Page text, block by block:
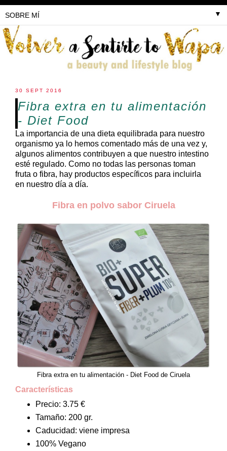
▼
30 SEPT 2016
Fibra extra en tu alimentación
- Diet Food
La importancia de una dieta equilibrada para nuestro
organismo ya lo hemos comentado más de una vez y,
algunos alimentos contribuyen a que nuestro intestino
esté regulado. Como no todas las personas toman
fruta o fibra, hay productos específicos para incluirla
en nuestro día a día.
Fibra en polvo sabor Ciruela
Fibra extra en tu alimentación - Diet Food de Ciruela
Características
Precio: 3.75 €
Tamaño: 200 gr.
Caducidad: viene impresa
100% Vegano